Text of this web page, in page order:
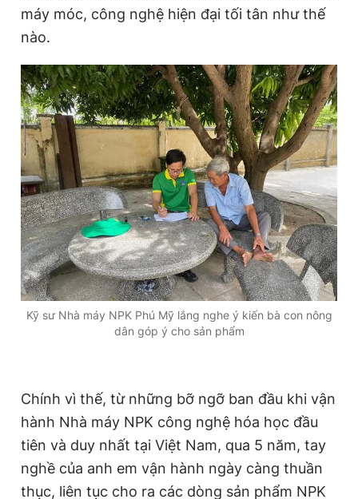
máy móc, công nghệ hiện đại tối tân như thế
nào.
Kỹ sư Nhà máy NPK Phú Mỹ lắng nghe ý kiến bà con nông
dân góp ý cho sản phẩm
Chính vì thế, từ những bỡ ngỡ ban đầu khi vận
hành Nhà máy NPK công nghệ hóa học đầu
tiên và duy nhất tại Việt Nam, qua 5 năm, tay
nghề của anh em vận hành ngày càng thuần
thục, liên tục cho ra các dòng sản phẩm NPK